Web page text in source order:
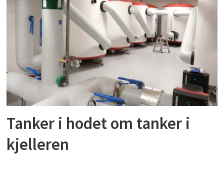
Tanker i hodet om tanker i
kjelleren